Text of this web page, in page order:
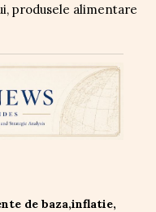
produsele alimentare
de baza inflatie